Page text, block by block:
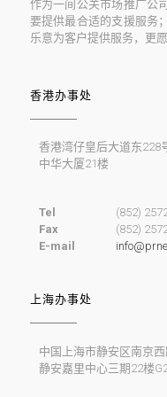
作为一间公关巿场推广公
要提供最合适的支援服务
乐意为客户提供服务，更
香港办事处
香港湾仔皇后大道东228
中华大厦21楼
Tel
Fax
E-mail
(852)
(852)
上海办事处
中国上海市静安区南京
静安嘉里中心三期22楼